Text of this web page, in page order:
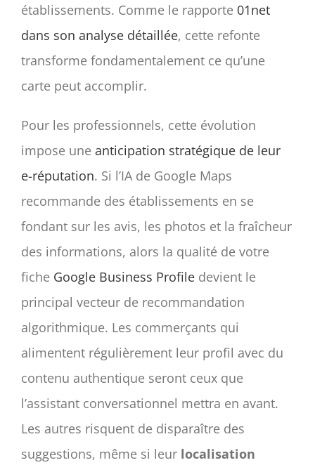
établissements. Comme le rapporte 01net
dans son analyse détaillée, cette refonte
transforme fondamentalement ce qu’une
carte peut accomplir.
Pour les professionnels, cette évolution
impose une anticipation stratégique de leur
e-réputation. Si l’IA de Google Maps
recommande des établissements en se
fondant sur les avis, les photos et la fraîcheur
des informations, alors la qualité de votre
fiche Google Business Profile devient le
principal vecteur de recommandation
algorithmique. Les commerçants qui
alimentent régulièrement leur profil avec du
contenu authentique seront ceux que
l’assistant conversationnel mettra en avant.
Les autres risquent de disparaître des
suggestions, même si leur localisation